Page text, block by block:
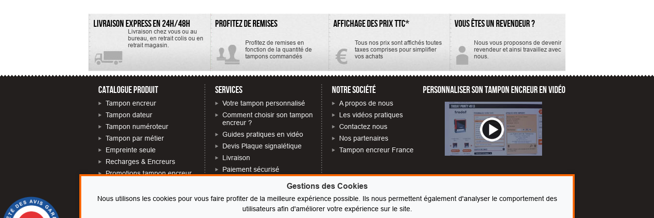
LIVRAISON EXPRESS EN 24H/48H
Livraison chez vous ou au
bureau, en retrait colis ou en
retrait magasin.
PROFITEZ DE REMISES
Profitez de remises en
fonction de la quantité de
tampons commandés
AFFICHAGE DES PRIX TTC*
Tous nos prix sont affichés toutes
taxes comprises pour simplifier
vos achats
VOUS ÊTES UN REVENDEUR ?
Nous vous proposons de devenir
revendeur et ainsi travaillez avec
nous.
CATALOGUE PRODUIT
Tampon encreur
Tampon dateur
Tampon numéroteur
Tampon par métier
Empreinte seule
Recharges & Encreurs
Promotions tampon encreur
SERVICES
Votre tampon personnalisé
Comment choisir son tampon
encreur ?
Guides pratiques en vidéo
Devis Plaque signalétique
Livraison
Paiement sécurisé
FAQ
Avis tampons encreurs
NOTRE SOCIÉTÉ
A propos de nous
Les vidéos pratiques
Contactez nous
Nos partenaires
Tampon encreur France
PERSONNALISER SON TAMPON ENCREUR EN VIDÉO
Gestions des Cookies
Nous utilisons les cookies pour vous faire profiter de la meilleure expérience possible. Ils nous permettent également d'analyser le comportement des
utilisateurs afin d'améliorer votre expérience sur le site.